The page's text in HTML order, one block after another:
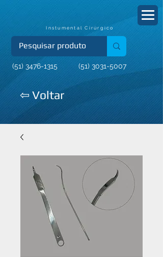
(51) 3031-5007
(51) 3476-1315
Instumental Cirúrgico
⇦ Voltar